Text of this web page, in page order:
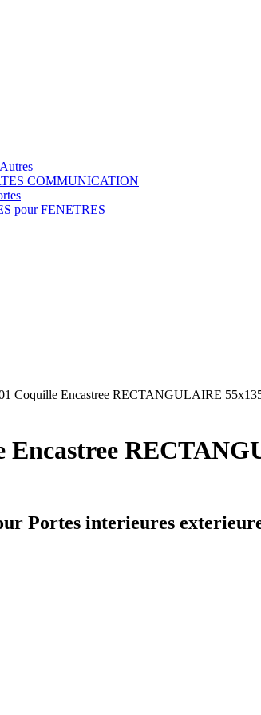
COMMUNICATION
pour FENETRES
Coquille Encastree RECTANGULAIRE
Encastree
Portes interieures